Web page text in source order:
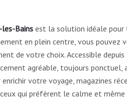
les-Bains est la solution idéale pour
en plein centre, vous
de votre choix. Accessible
agréable, toujours
enrichir votre voyage, magazines
qui préfèrent le calme et